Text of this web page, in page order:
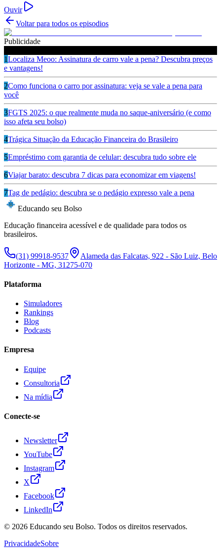
Ouvir
Voltar para todos os episodios
Publicidade
1Localiza Meoo: Assinatura de carro vale a pena? Descubra preços
e vantagens!
2Como funciona o carro por assinatura: veja se vale a pena para
você
3FGTS 2025: o que realmente muda no saque-aniversário (e como
isso afeta seu bolso)
4Trágica Situação da Educação Financeira do Brasileiro
5Empréstimo com garantia de celular: descubra tudo sobre ele
6Viajar barato: descubra 7 dicas para economizar em viagens!
7Tag de pedágio: descubra se o pedágio expresso vale a pena
Educando seu Bolso
Educação financeira acessível e de qualidade para todos os
brasileiros.
(31) 99918-9537
Alameda das Falcatas, 922 - São Luiz, Belo
Horizonte - MG, 31275-070
Plataforma
Simuladores
Rankings
Blog
Podcasts
Empresa
Equipe
Consultoria
Na mídia
Conecte-se
Newsletter
YouTube
Instagram
X
Facebook
LinkedIn
© 2026 Educando seu Bolso. Todos os direitos reservados.
PrivacidadeSobre